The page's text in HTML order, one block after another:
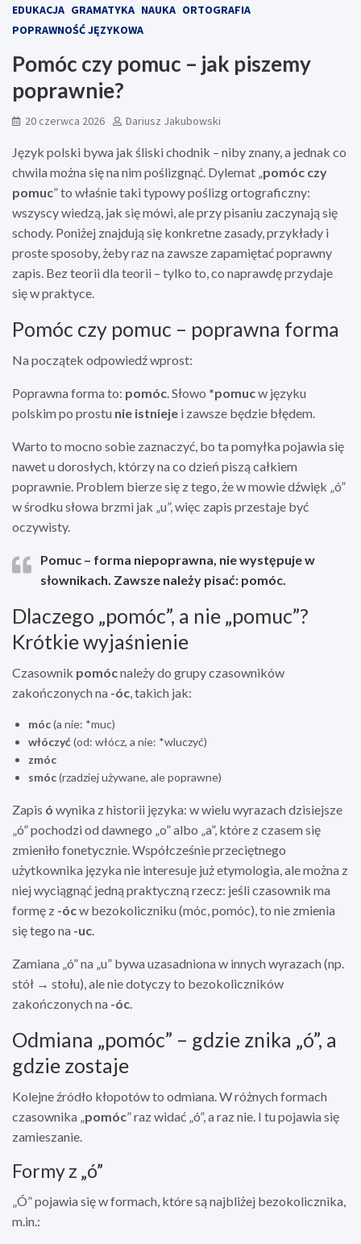
EDUKACJA GRAMATYKA NAUKA ORTOGRAFIA
POPRAWNOŚĆ JĘZYKOWA
Pomóc czy pomuc – jak piszemy
poprawnie?
20 czerwca 2026 Dariusz Jakubowski
Język polski bywa jak śliski chodnik – niby znany, a jednak co
chwila można się na nim poślizgnąć. Dylemat „pomóc czy
pomuc” to właśnie taki typowy poślizg ortograficzny:
wszyscy wiedzą, jak się mówi, ale przy pisaniu zaczynają się
schody. Poniżej znajdują się konkretne zasady, przykłady i
proste sposoby, żeby raz na zawsze zapamiętać poprawny
zapis. Bez teorii dla teorii – tylko to, co naprawdę przydaje
się w praktyce.
Pomóc czy pomuc – poprawna forma
Na początek odpowiedź wprost:
Poprawna forma to: pomóc. Słowo *pomucw języku
polskim po prostu nie istnieje i zawsze będzie błędem.
Warto to mocno sobie zaznaczyć, bo ta pomyłka pojawia się
nawet u dorosłych, którzy na co dzień piszą całkiem
poprawnie. Problem bierze się z tego, że w mowie dźwięk „ó”
w środku słowa brzmi jak „u”, więc zapis przestaje być
oczywisty.
Pomuc – forma niepoprawna, nie występuje w
słownikach. Zawsze należy pisać: pomóc.
Dlaczego „pomóc”, a nie „pomuc”?
Krótkie wyjaśnienie
Czasownik pomócnależy do grupy czasowników
zakończonych na -óc, takich jak:
móc(a nie: *muc)
włóczyć(od: włócz, a nie: *wluczyć)
zmóc
smóc(rzadziej używane, ale poprawne)
Zapis ó wynika z historii języka: w wielu wyrazach dzisiejsze
„ó” pochodzi od dawnego „o” albo „a”, które z czasem się
zmieniło fonetycznie. Współcześnie przeciętnego
użytkownika języka nie interesuje już etymologia, ale można z
niej wyciągnąć jedną praktyczną rzecz: jeśli czasownik ma
formę z -ócw bezokoliczniku (móc, pomóc), to nie zmienia
się tego na -uc.
Zamiana „ó” na „u” bywa uzasadniona w innych wyrazach (np.
stół → stołu), ale nie dotyczy to bezokoliczników
zakończonych na -óc.
Odmiana „pomóc” – gdzie znika „ó”, a
gdzie zostaje
Kolejne źródło kłopotów to odmiana. W różnych formach
czasownika „pomóc” raz widać „ó”, a raz nie. I tu pojawia się
zamieszanie.
Formy z „ó”
„Ó” pojawia się w formach, które są najbliżej bezokolicznika,
m.in.: